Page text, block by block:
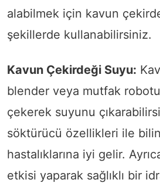
alabilmek için kavun
şekillerde kullanabilirsiniz.
Kavun Çekirdeği Suyu:
blender veya mutfak
çekerek suyunu
söktürücü özellikleri ile
hastalıklarına iyi gelir.
etkisi yaparak sağlıklı bir